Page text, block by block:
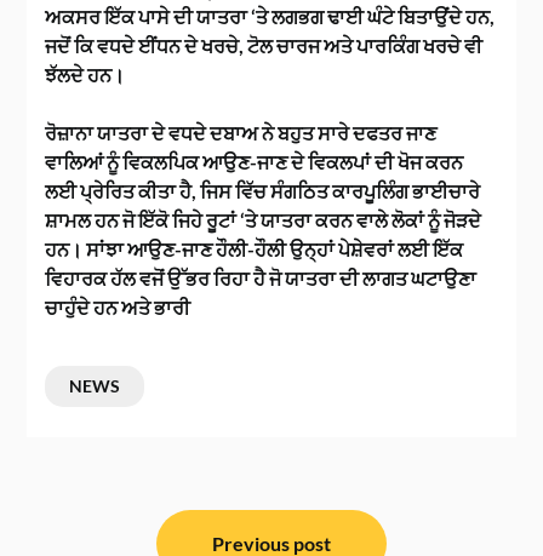
ਅਕਸਰ ਇੱਕ ਪਾਸੇ ਦੀ ਯਾਤਰਾ ‘ਤੇ ਲਗਭਗ ਢਾਈ ਘੰਟੇ ਬਿਤਾਉਂਦੇ ਹਨ,
ਜਦੋਂ ਕਿ ਵਧਦੇ ਈਂਧਨ ਦੇ ਖਰਚੇ, ਟੋਲ ਚਾਰਜ ਅਤੇ ਪਾਰਕਿੰਗ ਖਰਚੇ ਵੀ
ਝੱਲਦੇ ਹਨ।
ਰੋਜ਼ਾਨਾ ਯਾਤਰਾ ਦੇ ਵਧਦੇ ਦਬਾਅ ਨੇ ਬਹੁਤ ਸਾਰੇ ਦਫਤਰ ਜਾਣ
ਵਾਲਿਆਂ ਨੂੰ ਵਿਕਲਪਿਕ ਆਉਣ-ਜਾਣ ਦੇ ਵਿਕਲਪਾਂ ਦੀ ਖੋਜ ਕਰਨ
ਲਈ ਪ੍ਰੇਰਿਤ ਕੀਤਾ ਹੈ, ਜਿਸ ਵਿੱਚ ਸੰਗਠਿਤ ਕਾਰਪੂਲਿੰਗ ਭਾਈਚਾਰੇ
ਸ਼ਾਮਲ ਹਨ ਜੋ ਇੱਕੋ ਜਿਹੇ ਰੂਟਾਂ ‘ਤੇ ਯਾਤਰਾ ਕਰਨ ਵਾਲੇ ਲੋਕਾਂ ਨੂੰ ਜੋੜਦੇ
ਹਨ। ਸਾਂਝਾ ਆਉਣ-ਜਾਣ ਹੌਲੀ-ਹੌਲੀ ਉਨ੍ਹਾਂ ਪੇਸ਼ੇਵਰਾਂ ਲਈ ਇੱਕ
ਵਿਹਾਰਕ ਹੱਲ ਵਜੋਂ ਉੱਭਰ ਰਿਹਾ ਹੈ ਜੋ ਯਾਤਰਾ ਦੀ ਲਾਗਤ ਘਟਾਉਣਾ
ਚਾਹੁੰਦੇ ਹਨ ਅਤੇ ਭਾਰੀ
NEWS
Previous post